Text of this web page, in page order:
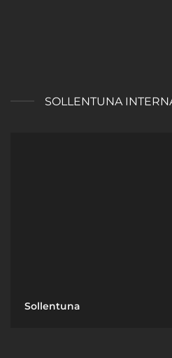
SOLLENTUNA
Sollentuna